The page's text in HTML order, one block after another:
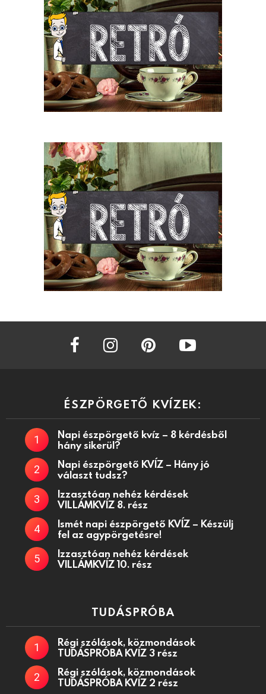
facebook instagram
ÉSZPÖRGETŐ KVÍZEK:
Napi észpörgető kvíz – 8 kérdésből
hány sikerül?
Napi észpörgető KVÍZ – Hány jó
választ tudsz?
Izzasztóan nehéz kérdések
VILLÁMKVÍZ 8. rész
Ismét napi észpörgető KVÍZ – Készülj
fel az agypörgetésre!
Izzasztóan nehéz kérdések
VILLÁMKVÍZ 10. rész
TUDÁSPRÓBA
Régi szólások, közmondások
TUDÁSPRÓBA KVÍZ 3 rész
Régi szólások, közmondások
TUDÁSPRÓBA KVÍZ 2 rész